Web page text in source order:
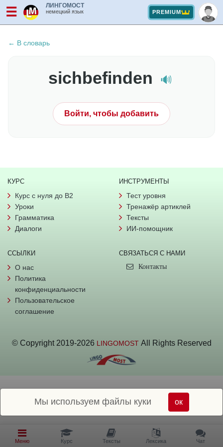
☰ ЛИНГОМОСТ
немецкий язык PREMIUM
← В словарь
sichbefinden 🔊
Войти, чтобы добавить
КУРС
Курс с нуля до B2
Уроки
Грамматика
Диалоги
ИНСТРУМЕНТЫ
Тест уровня
Тренажёр артиклей
Тексты
ИИ-помощник
ССЫЛКИ
О нас
Политика
конфиденциальности
Пользовательское
соглашение
СВЯЗАТЬСЯ С НАМИ
Контакты
© Copyright 2019-2026 LINGOMOST All Rights Reserved
Меню Курс Тексты Лексика Чат
Мы используем файлы куки ок